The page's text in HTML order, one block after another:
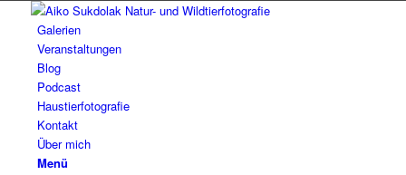
Galerien
Veranstaltungen
Blog
Podcast
Haustierfotografie
Kontakt
Über mich
Menü